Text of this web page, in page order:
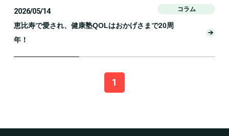
2026/05/14 コラム
恵比寿で愛され、健康塾QOLはおかげさまで20周
年！
1